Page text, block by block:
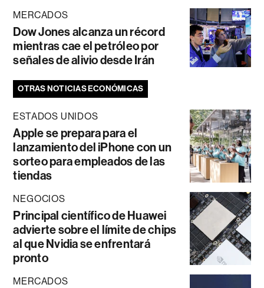
MERCADOS
Dow Jones alcanza un récord
mientras cae el petróleo por
señales de alivio desde Irán
OTRAS NOTICIAS ECONÓMICAS
ESTADOS UNIDOS
Apple se prepara para el
lanzamiento del iPhone con un
sorteo para empleados de las
tiendas
NEGOCIOS
Principal científico de Huawei
advierte sobre el límite de chips
al que Nvidia se enfrentará
pronto
MERCADOS